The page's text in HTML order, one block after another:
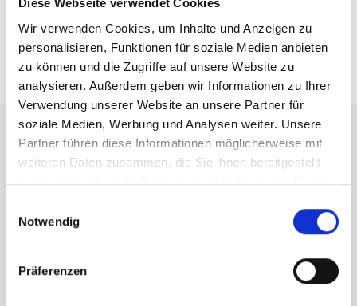
Diese Webseite verwendet Cookies
Wir verwenden Cookies, um Inhalte und Anzeigen zu
personalisieren, Funktionen für soziale Medien anbieten
zu können und die Zugriffe auf unsere Website zu
analysieren. Außerdem geben wir Informationen zu Ihrer
Verwendung unserer Website an unsere Partner für
soziale Medien, Werbung und Analysen weiter. Unsere
Partner führen diese Informationen möglicherweise mit
weiteren Daten zusammen, die Sie ihnen bereitgestellt
haben oder die sie im Rahmen Ihrer Nutzung der Dienste
Notwendig
Präferenzen
Möglichkeiten, die Ihnen unsere hochwertigen
Hauseingangstüren bieten. Ihr Zuhause verdient nur das
Beste – und wir sind hier, um Ihnen dabei zu he
Materialien aus denen Haustüren gefertigt werden: